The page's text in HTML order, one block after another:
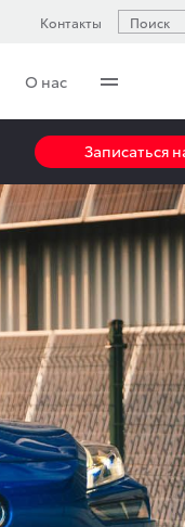
О нас
Контакты
Записаться